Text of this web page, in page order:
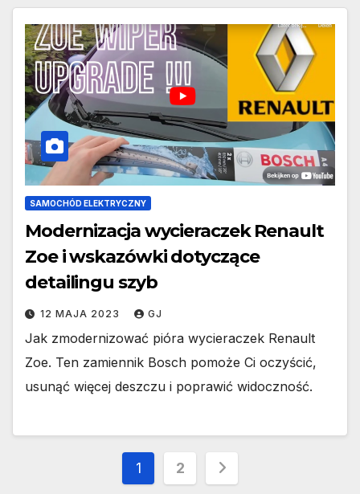
SAMOCHÓD ELEKTRYCZNY
Modernizacja wycieraczek Renault
Zoe i wskazówki dotyczące
detailingu szyb
12 MAJA 2023 GJ
Jak zmodernizować pióra wycieraczek Renault
Zoe. Ten zamiennik Bosch pomoże Ci oczyścić,
usunąć więcej deszczu i poprawić widoczność.
Stronicowanie
1 2